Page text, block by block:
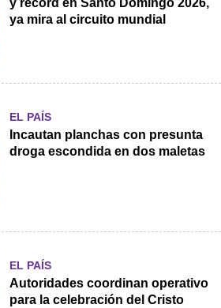
y récord en Santo Domingo 2026,
ya mira al circuito mundial
EL PAÍS
Incautan planchas con presunta
droga escondida en dos maletas
EL PAÍS
Autoridades coordinan operativo
para la celebración del Cristo